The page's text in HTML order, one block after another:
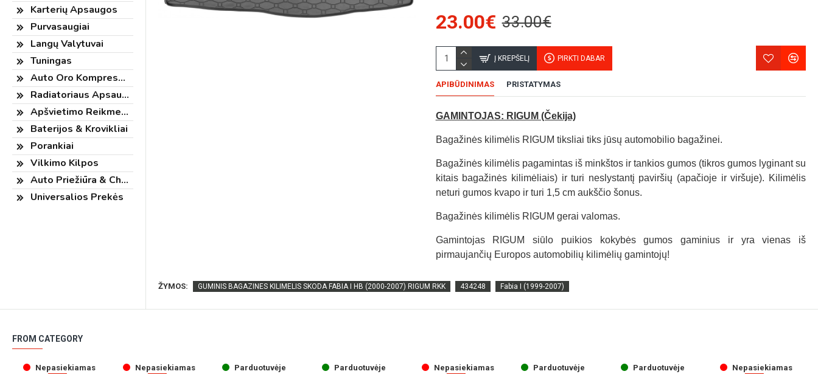
Karterių Apsaugos
Purvasaugiai
Langų Valytuvai
Tuningas
Auto Oro Kompresorius
Radiatoriaus Apsauga
Apšvietimo Reikmenys
Baterijos & Krovikliai
Porankiai
Vilkimo Kilpos
Auto Priežiūra & Chemija
Universalios Prekės
23.00€ 33.00€
Į KREPŠELĮ PIRKTI DABAR
APIBŪDINIMAS PRISTATYMAS
GAMINTOJAS: RIGUM (Čekija)
Bagažinės kilimėlis RIGUM tiksliai tiks jūsų automobilio bagažinei.
Bagažinės kilimėlis pagamintas iš minkštos ir tankios gumos (tikros gumos lyginant su
kitais bagažinės kilimėliais) ir turi neslystantį paviršių (apačioje ir viršuje). Kilimėlis
neturi gumos kvapo ir turi 1,5 cm aukščio šonus.
Bagažinės kilimėlis RIGUM gerai valomas.
Gamintojas RIGUM siūlo puikios kokybės gumos gaminius ir yra vienas iš
pirmaujančių Europos automobilių kilimėlių gamintojų!
ŽYMOS: GUMINIS BAGAZINES KILIMELIS SKODA FABIA I HB (2000-2007) RIGUM RKK 434248 Fabia I (1999-2007)
FROM CATEGORY
Nepasiekiamas Nepasiekiamas Parduotuvėje Parduotuvėje Nepasiekiamas Parduotuvėje Parduotuvėje Nepasiekiamas